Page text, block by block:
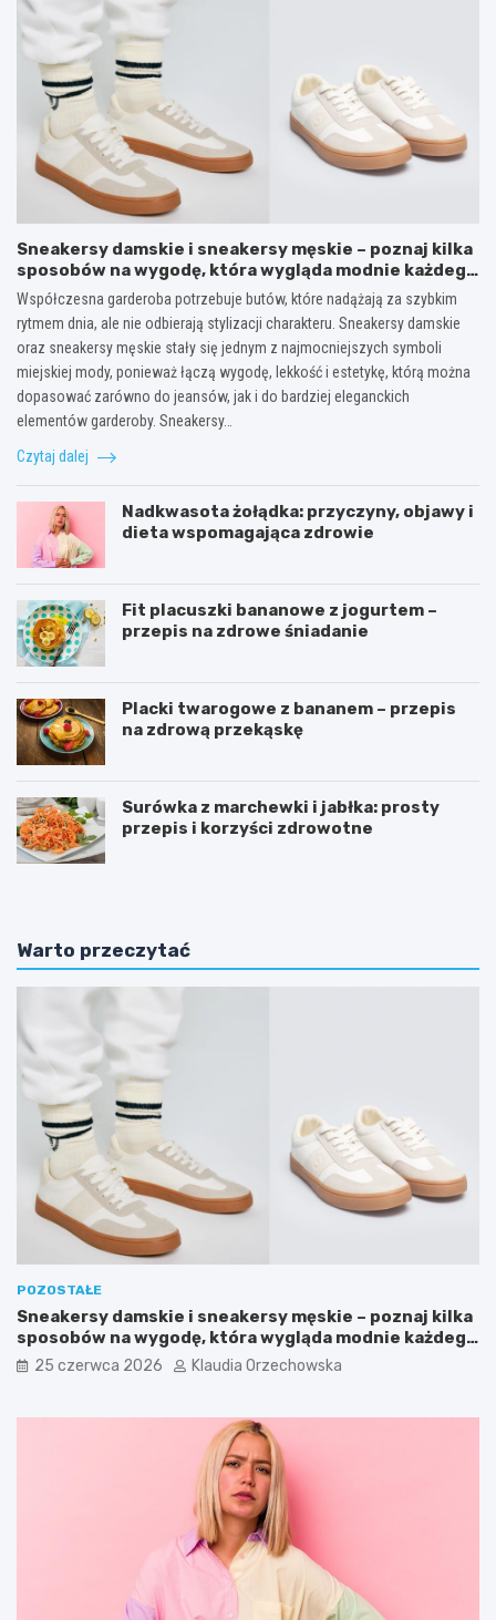
Sneakersy damskie i sneakersy męskie – poznaj kilka
sposobów na wygodę, która wygląda modnie każdego
dnia
Współczesna garderoba potrzebuje butów, które nadążają za szybkim
rytmem dnia, ale nie odbierają stylizacji charakteru. Sneakersy damskie
oraz sneakersy męskie stały się jednym z najmocniejszych symboli
miejskiej mody, ponieważ łączą wygodę, lekkość i estetykę, którą można
dopasować zarówno do jeansów, jak i do bardziej eleganckich
elementów garderoby. Sneakersy…
Czytaj dalej
Nadkwasota żołądka: przyczyny, objawy i
dieta wspomagająca zdrowie
Fit placuszki bananowe z jogurtem –
przepis na zdrowe śniadanie
Placki twarogowe z bananem – przepis
na zdrową przekąskę
Surówka z marchewki i jabłka: prosty
przepis i korzyści zdrowotne
Warto przeczytać
POZOSTAŁE
Sneakersy damskie i sneakersy męskie – poznaj kilka
sposobów na wygodę, która wygląda modnie każdego
dnia25 czerwca 2026 Klaudia Orzechowska